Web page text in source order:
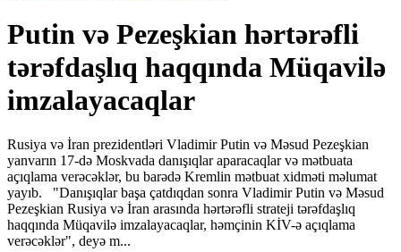
Putin və Pezeşkian hərtərəfli
tərəfdaşlıq haqqında Müqavilə
imzalayacaqlar
Rusiya və İran prezidentləri Vladimir Putin və Məsud Pezeşkian
yanvarın 17-də Moskvada danışıqlar aparacaqlar və mətbuata
açıqlama verəcəklər, bu barədə Kremlin mətbuat xidməti məlumat
yayıb. "Danışıqlar başa çatdıqdan sonra Vladimir Putin və Məsud
Pezeşkian Rusiya və İran arasında hərtərəfli strateji tərəfdaşlıq
haqqında Müqavilə imzalayacaqlar, həmçinin KİV-ə açıqlama
verəcəklər", deyə m...